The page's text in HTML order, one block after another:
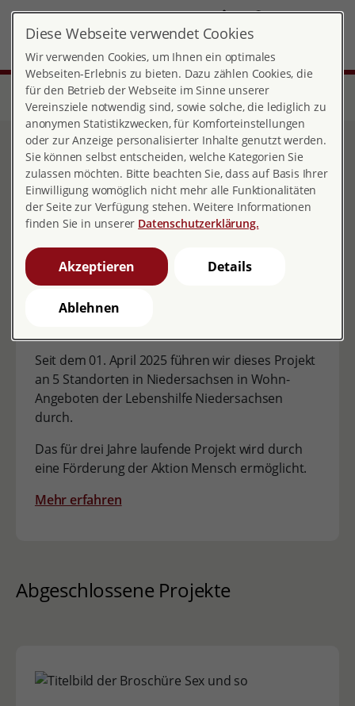
DE
Start Über pro familia Landesverbände
Niedersachsen
Unsere Projekte
Unsere laufenden Projekte
Projekt Mein*Raum: gemeinsam
wohnen – sexuell selbst-
bestimmt leben
Seit dem 01. April 2025 führen wir dieses Projekt
an 5 Standorten in Niedersachsen in Wohn-
Angeboten der Lebenshilfe Niedersachsen
durch.
Das für drei Jahre laufende Projekt wird durch
eine Förderung der Aktion Mensch ermöglicht.
Mehr erfahren
Abgeschlossene Projekte
Diese Webseite verwendet Cookies
Wir verwenden Cookies, um Ihnen ein optimales
Webseiten-Erlebnis zu bieten. Dazu zählen Cookies, die
für den Betrieb der Webseite im Sinne unserer
Vereinsziele notwendig sind, sowie solche, die lediglich zu
anonymen Statistikzwecken, für Komforteinstellungen
oder zur Anzeige personalisierter Inhalte genutzt werden.
Sie können selbst entscheiden, welche Kategorien Sie
zulassen möchten. Bitte beachten Sie, dass auf Basis Ihrer
Einwilligung womöglich nicht mehr alle Funktionalitäten
der Seite zur Verfügung stehen. Weitere Informationen
finden Sie in unserer Datenschutzerklärung.
Akzeptieren Details
Ablehnen